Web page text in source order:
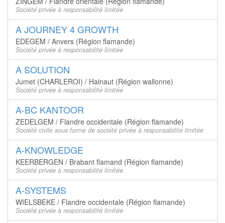
Société privée à responsabilité limitée
A JOURNEY 4 GROWTH
EDEGEM / Anvers (Région flamande)
Société privée à responsabilité limitée
A SOLUTION
Jumet (CHARLEROI) / Hainaut (Région wallonne)
Société privée à responsabilité limitée
A-BC KANTOOR
ZEDELGEM / Flandre occidentale (Région flamande)
Société civile sous forme de société privée à responsabilité limitée
A-KNOWLEDGE
KEERBERGEN / Brabant flamand (Région flamande)
Société privée à responsabilité limitée
A-SYSTEMS
WIELSBEKE / Flandre occidentale (Région flamande)
Société privée à responsabilité limitée